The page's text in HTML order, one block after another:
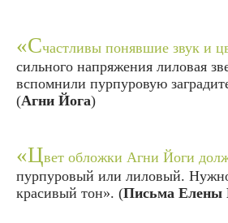
«Счастливы понявшие звук и
сильного напряжения лиловая
вспомнили пурпуровую
(Агни Йога)
«Цвет обложки Агни Йоги
пурпуровый или лиловый.
красивый тон». (Письма Елены